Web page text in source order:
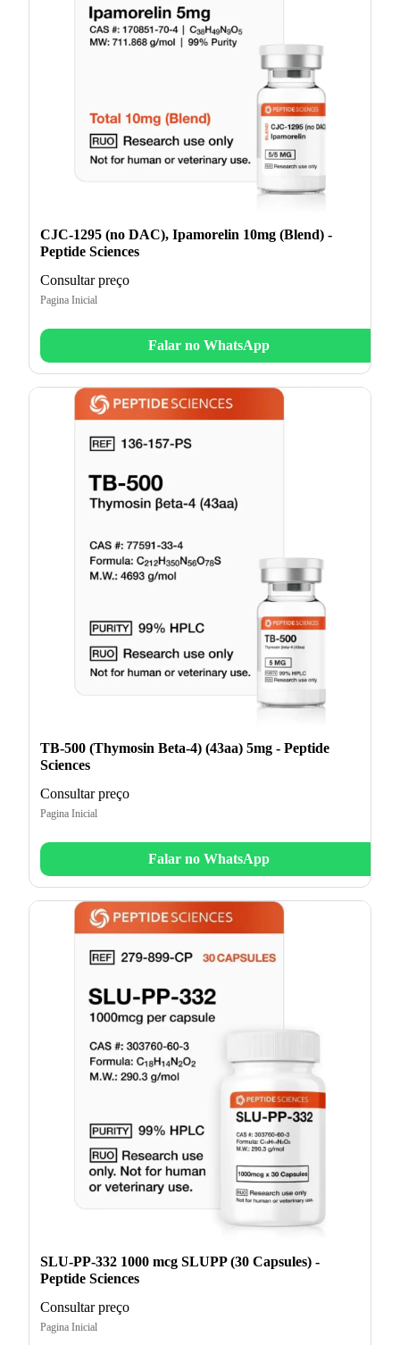
CJC-1295 (no DAC), Ipamorelin 10mg (Blend) -
Peptide Sciences
Consultar preço
Pagina Inicial
Falar no WhatsApp
TB-500 (Thymosin Beta-4) (43aa) 5mg - Peptide
Sciences
Consultar preço
Pagina Inicial
Falar no WhatsApp
SLU-PP-332 1000 mcg SLUPP (30 Capsules) -
Peptide Sciences
Consultar preço
Pagina Inicial